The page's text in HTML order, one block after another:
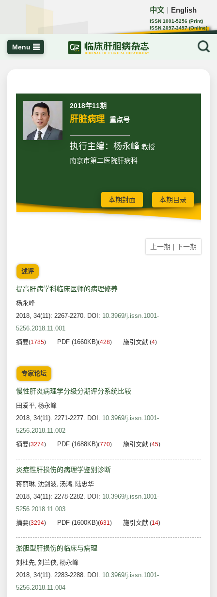
中文 English
ISSN 1001-5256 (Print)
ISSN 2097-3497 (Online)
CN 22-1108/R
Menu
2018年11期
肝脏病理 重点号
执行主编：杨永峰教授
南京市第二医院肝病科
本期封面 本期目录
上一期 | 下一期
述评
提高肝病学科临床医师的病理修养
杨永峰
2018, 34(11): 2267-2270. DOI: 10.3969/j.issn.1001-
5256.2018.11.001
摘要(1785) PDF (1660KB)(428) 施引文献 (4)
专家论坛
慢性肝炎病理学分级分期评分系统比较
田爱平, 杨永峰
2018, 34(11): 2271-2277. DOI: 10.3969/j.issn.1001-
5256.2018.11.002
摘要(3274) PDF (1688KB)(770) 施引文献 (45)
炎症性肝损伤的病理学鉴别诊断
蒋丽琳, 沈剑波, 汤鸿, 陆忠华
2018, 34(11): 2278-2282. DOI: 10.3969/j.issn.1001-
5256.2018.11.003
摘要(3294) PDF (1600KB)(631) 施引文献 (14)
淤胆型肝损伤的临床与病理
刘杜先, 刘兰侠, 杨永峰
2018, 34(11): 2283-2288. DOI: 10.3969/j.issn.1001-
5256.2018.11.004